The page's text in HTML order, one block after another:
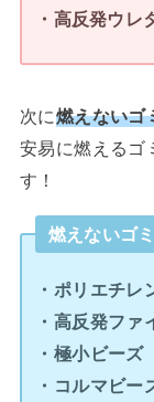
・高反発ウレ
次に燃えないゴ
安易に燃えるゴ
す！
燃えないゴ
・ポリエチレ
・高反発ファ
・極小ビーズ
・コルマビー